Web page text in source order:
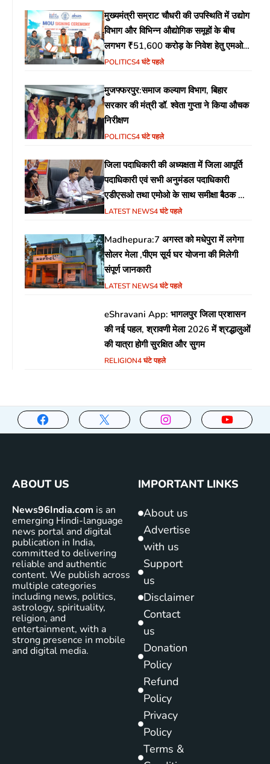
मुख्यमंत्री सम्राट चौधरी की उपस्थिति में उद्योग
विभाग और विभिन्न औद्योगिक समूहों के बीच
लगभग ₹51,600 करोड़ के निवेश हेतु एमओयू
(MoU) पर हस्ताक्षर
POLITICS4 घंटे पहले
मुजफ्फरपुर:समाज कल्याण विभाग, बिहार
सरकार की मंत्री डॉ. श्वेता गुप्ता ने किया औचक
निरीक्षण
POLITICS4 घंटे पहले
जिला पदाधिकारी की अध्यक्षता में जिला आपूर्ति
पदाधिकारी एवं सभी अनुमंडल पदाधिकारी
एडीएसओ तथा एमोओ के साथ समीक्षा बैठक का
आयोजन
LATEST NEWS4 घंटे पहले
Madhepura:7 अगस्त को मधेपुरा में लगेगा
सोलर मेला ,पीएम सूर्य घर योजना की मिलेगी
संपूर्ण जानकारी
LATEST NEWS4 घंटे पहले
eShravani App: भागलपुर जिला प्रशासन
की नई पहल, श्रावणी मेला 2026 में श्रद्धालुओं
की यात्रा होगी सुरक्षित और सुगम
RELIGION4 घंटे पहले
ABOUT US
News96India.com is an
emerging Hindi-language
news portal and digital
publication in India,
committed to delivering
reliable and authentic
content. We publish across
multiple categories
including news, politics,
astrology, spirituality,
religion, and
entertainment, with a
strong presence in mobile
and digital media.
IMPORTANT LINKS
About us
Advertise
with us
Support
us
Disclaimer
Contact
us
Donation
Policy
Refund
Policy
Privacy
Policy
Terms &